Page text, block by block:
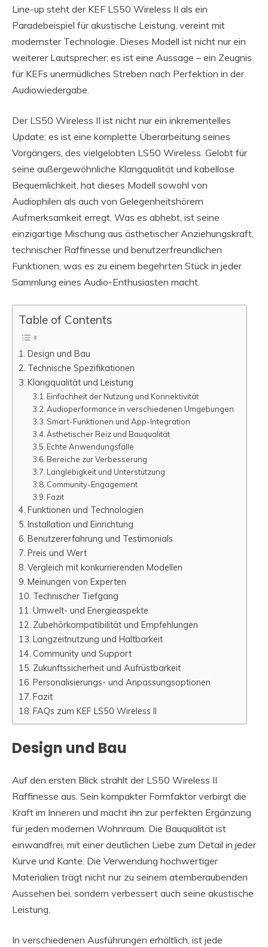
Line-up steht der KEF LS50 Wireless II als ein
Paradebeispiel für akustische Leistung, vereint mit
modernster Technologie. Dieses Modell ist nicht nur ein
weiterer Lautsprecher; es ist eine Aussage – ein Zeugnis
für KEFs unermüdliches Streben nach Perfektion in der
Audiowiedergabe.
Der LS50 Wireless II ist nicht nur ein inkrementelles
Update; es ist eine komplette Überarbeitung seines
Vorgängers, des vielgelobten LS50 Wireless. Gelobt für
seine außergewöhnliche Klangqualität und kabellose
Bequemlichkeit, hat dieses Modell sowohl von
Audiophilen als auch von Gelegenheitshörern
Aufmerksamkeit erregt. Was es abhebt, ist seine
einzigartige Mischung aus ästhetischer Anziehungskraft,
technischer Raffinesse und benutzerfreundlichen
Funktionen, was es zu einem begehrten Stück in jeder
Sammlung eines Audio-Enthusiasten macht.
Table of Contents
Design und Bau
Technische Spezifikationen
Klangqualität und Leistung
Einfachheit der Nutzung und Konnektivität
Audioperformance in verschiedenen Umgebungen
Smart-Funktionen und App-Integration
Ästhetischer Reiz und Bauqualität
Echte Anwendungsfälle
Bereiche zur Verbesserung
Langlebigkeit und Unterstützung
Community-Engagement
Fazit
Funktionen und Technologien
Installation und Einrichtung
Benutzererfahrung und Testimonials
Preis und Wert
Vergleich mit konkurrierenden Modellen
Meinungen von Experten
Technischer Tiefgang
Umwelt- und Energieaspekte
Zubehörkompatibilität und Empfehlungen
Langzeitnutzung und Haltbarkeit
Community und Support
Zukunftssicherheit und Aufrüstbarkeit
Personalisierungs- und Anpassungsoptionen
Fazit
FAQs zum KEF LS50 Wireless II
Design und Bau
Auf den ersten Blick strahlt der LS50 Wireless II
Raffinesse aus. Sein kompakter Formfaktor verbirgt die
Kraft im Inneren und macht ihn zur perfekten Ergänzung
für jeden modernen Wohnraum. Die Bauqualität ist
einwandfrei, mit einer deutlichen Liebe zum Detail in jeder
Kurve und Kante. Die Verwendung hochwertiger
Materialien trägt nicht nur zu seinem atemberaubenden
Aussehen bei, sondern verbessert auch seine akustische
Leistung.
In verschiedenen Ausführungen erhältlich, ist jede